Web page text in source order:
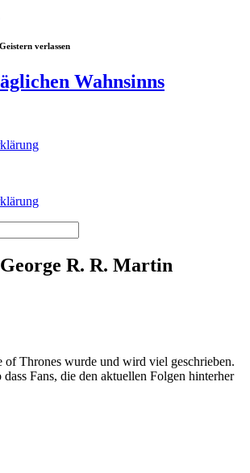
verlassen
Wahnsinns
R. R. Martin
of Thrones wurde und wird viel geschrieben.
Fans, die den aktuellen Folgen hinterher